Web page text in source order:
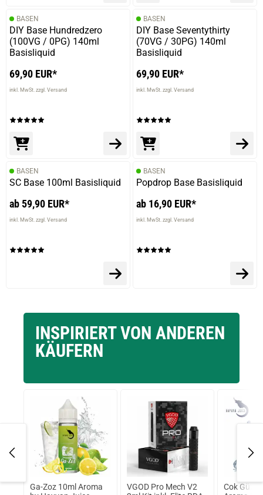
BASEN
DIY Base Hundredzero
(100VG / 0PG) 140ml
Basisliquid
69,90 EUR*
inkl. MwSt. zzgl. Versand
BASEN
DIY Base Seventythirty
(70VG / 30PG) 140ml
Basisliquid
69,90 EUR*
inkl. MwSt. zzgl. Versand
BASEN
SC Base 100ml Basisliquid
ab 59,90 EUR*
inkl. MwSt. zzgl. Versand
BASEN
Popdrop Base Basisliquid
ab 16,90 EUR*
inkl. MwSt. zzgl. Versand
INSPIRIERT VON ANDEREN
KÄUFERN
Ga-Zoz 10ml Aroma
VGOD Pro Mech V2
Cok Güzel